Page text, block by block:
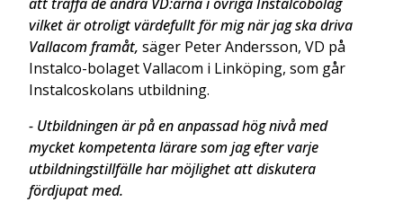
vilket är otroligt värdefullt för mig när jag ska driva
Vallacom framåt, säger Peter Andersson, VD på
Instalco-bolaget Vallacom i Linköping, som går
Instalcoskolans utbildning.
- Utbildningen är på en anpassad hög nivå med
mycket kompetenta lärare som jag efter varje
utbildningstillfälle har möjlighet att diskutera
fördjupat med.